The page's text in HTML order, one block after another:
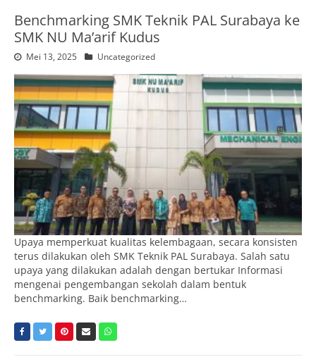
Benchmarking SMK Teknik PAL Surabaya ke
SMK NU Ma’arif Kudus
Mei 13, 2025 Uncategorized
Upaya memperkuat kualitas kelembagaan, secara konsisten
terus dilakukan oleh SMK Teknik PAL Surabaya. Salah satu
upaya yang dilakukan adalah dengan bertukar Informasi
mengenai pengembangan sekolah dalam bentuk
benchmarking. Baik benchmarking…